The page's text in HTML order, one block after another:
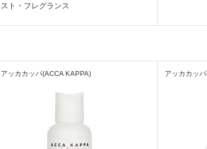
スト・フレグランス
アッカカッパ(ACCA KAPPA) アッカカッ